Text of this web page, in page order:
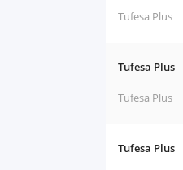
Tufesa Plus
Tufesa Plus
Tufesa Plus
Tufesa Plus